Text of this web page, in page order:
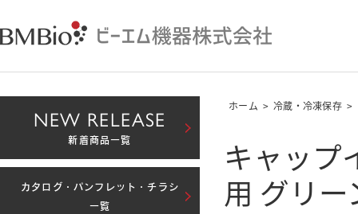
ホーム > 冷蔵・冷凍保存 >
キャップ
用 グリー
NEW RELEASE
新着商品一覧
カタログ・パンフレット・チラシ
一覧